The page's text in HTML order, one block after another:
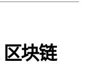
块链